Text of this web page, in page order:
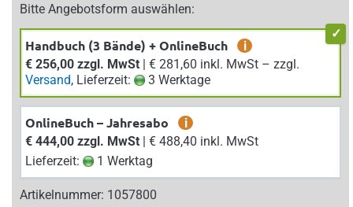
Bitte Angebotsform auswählen:
Handbuch (3 Bände) + OnlineBuch
i
€ 256,00 zzgl. MwSt
| € 281,60 inkl. MwSt – zzgl.
Versand, Lieferzeit: 3 Werktage
OnlineBuch – Jahresabo
i
€ 444,00 zzgl. MwSt
| € 488,40 inkl. MwSt
Lieferzeit:
1 Werktag
Artikelnummer: 1057800